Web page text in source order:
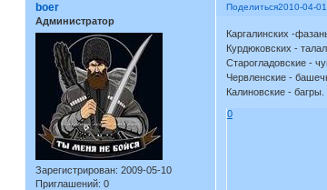
Поделиться2010-04-
boer
Администратор
Зарегистрирован: 2009-05-10
Приглашений: 0
Каргалинских -
Курдюковских -
Старогладовские -
Червленские -
Калиновские -
0